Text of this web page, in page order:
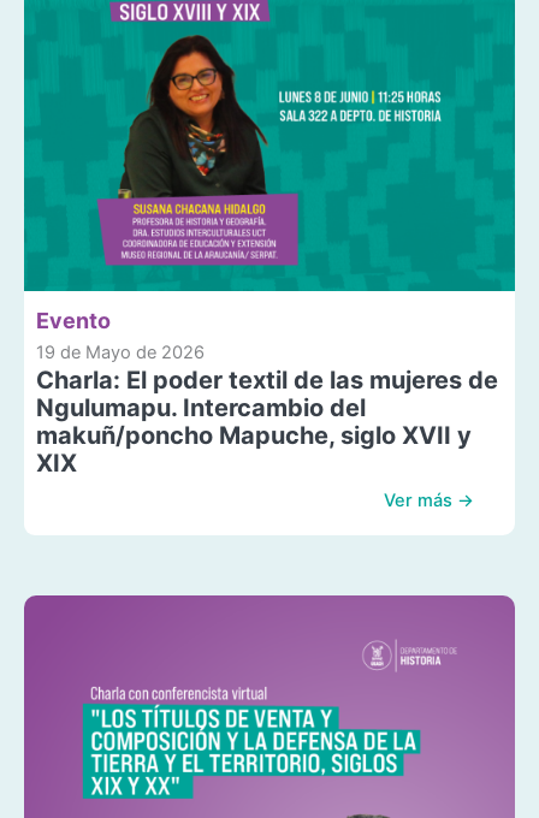
Evento
19 de Mayo de 2026
Charla: El poder textil de las mujeres de
Ngulumapu. Intercambio del
makuñ/poncho Mapuche, siglo XVII y
XIX
Ver más →